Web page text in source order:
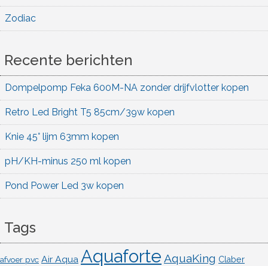
Zodiac
Recente berichten
Dompelpomp Feka 600M-NA zonder drijfvlotter kopen
Retro Led Bright T5 85cm/39w kopen
Knie 45° lijm 63mm kopen
pH/KH-minus 250 ml kopen
Pond Power Led 3w kopen
Tags
afvoer pvc Air Aqua Aquaforte AquaKing Claber